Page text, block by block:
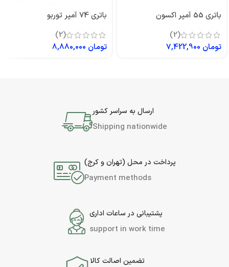
باتری 55 آمپر اکسون
(2)
تومان
باتری 74 آمپر توربو
(2)
تومان
ارسال به سراسر کشور
Shipping nationwide
پرداخت در محل (تهران و کرج)
Payment methods
پشتیبانی در ساعات اداری
support in work time
تضمین اصالت کالا